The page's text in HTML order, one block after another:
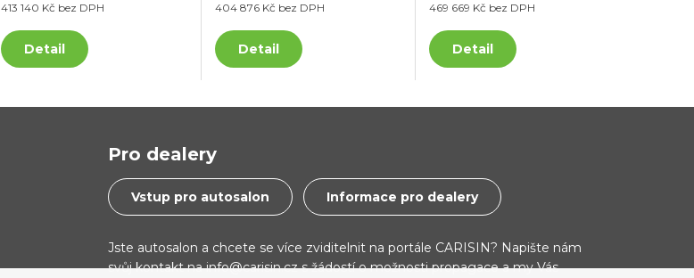
413 140 Kč bez DPH
Detail
404 876 Kč bez DPH
Detail
469 669 Kč bez DPH
Detail
Pro dealery
Vstup pro autosalon Informace pro dealery
Jste autosalon a chcete se více zviditelnit na portále CARISIN? Napište nám
svůj kontakt na info@carisin.cz s žádostí o možnosti propagace a my Vás